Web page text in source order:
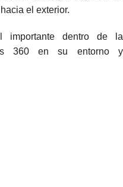
el exterior.
dentro de la
360 en su entorno y